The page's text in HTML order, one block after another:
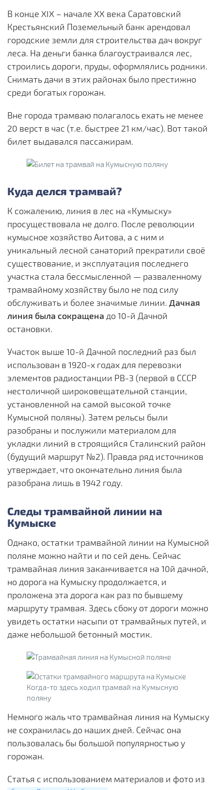
В конце XIX – начале XX века Саратовский
Крестьянский Поземельный банк арендовал
городские земли для строительства дач вокруг
леса. На деньги банка благоустраивался лес,
строились дороги, пруды, оформлялись родники.
Снимать дачи в этих районах было престижно
среди богатых горожан.
Вне города трамваю полагалось ехать не менее
20 верст в час (т.е. быстрее 21 км/час). Вот такой
билет выдавался пассажирам.
Куда делся трамвай?
К сожалению, линия в лес на «Кумыску»
просуществовала не долго. После революции
кумысное хозяйство Аитова, а с ним и
уникальный лесной санаторий прекратили своё
существование, и эксплуатация последнего
участка стала бессмысленной — разваленному
трамвайному хозяйству было не под силу
обслуживать и более значимые линии. Дачная
линия была сокращена до 10-й Дачной
остановки.
Участок выше 10-й Дачной последний раз был
использован в 1920-х годах для перевозки
элементов радиостанции РВ-3 (первой в СССР
нестоличной широковещательной станции,
установленной на самой высокой точке
Кумысной поляны). Затем рельсы были
разобраны и послужили материалом для
укладки линий в строящийся Сталинский район
(будущий маршрут №2). Правда ряд источников
утверждает, что окончательно линия была
разобрана лишь в 1942 году.
Следы трамвайной линии на
Кумыске
Однако, остатки трамвайной линии на Кумысной
поляне можно найти и по сей день. Сейчас
трамвайная линия заканчивается на 10й дачной,
но дорога на Кумыску продолжается, и
проложена эта дорога как раз по бывшему
маршруту трамвая. Здесь сбоку от дороги можно
увидеть остатки насыпи от трамвайных путей, и
даже небольшой бетонный мостик.
Когда-то здесь ходил трамвай на Кумысную
поляну
Немного жаль что трамвайная линия на Кумыску
не сохранилась до наших дней. Сейчас она
пользовалась бы большой популярностью у
горожан.
Статья с использованием материалов и фото из